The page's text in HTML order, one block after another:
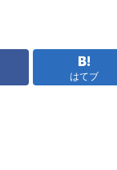
はてブ